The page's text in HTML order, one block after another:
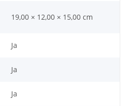
19,00 × 12,00 × 15,00 cm
Ja
Ja
Ja